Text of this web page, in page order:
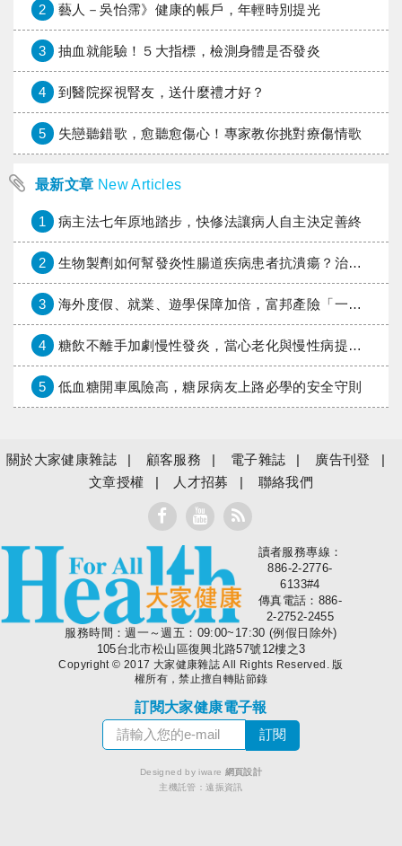
2 藝人－吳怡霈》健康的帳戶，年輕時別提光
3 抽血就能驗！５大指標，檢測身體是否發炎
4 到醫院探視腎友，送什麼禮才好？
5 失戀聽錯歌，愈聽愈傷心！專家教你挑對療傷情歌
最新文章 New Articles
1 病主法七年原地踏步，快修法讓病人自主決定善終
2 生物製劑如何幫發炎性腸道疾病患者抗潰瘍？治療進展與健保給付困境一次看
3 海外度假、就業、遊學保障加倍，富邦產險「一期逐夢」專案加碼遠距醫療與緊急救援
4 糖飲不離手加劇慢性發炎，當心老化與慢性病提早報到
5 低血糖開車風險高，糖尿病友上路必學的安全守則
關於大家健康雜誌 顧客服務 電子雜誌
廣告刊登
文章授權
人才招募 聯絡我們
大家健康
讀者服務專線：
886-2-2776-
6133#4
傳真電話：886-
2-2752-2455
服務時間：週一～週五：09:00~17:30 (例假日除外)
105台北市松山區復興北路57號12樓之3
Copyright © 2017 大家健康雜誌 All Rights Reserved. 版
權所有，禁止擅自轉貼節錄
訂閱大家健康電子報
Designed by iware 網頁設計
主機託管：遠振資訊